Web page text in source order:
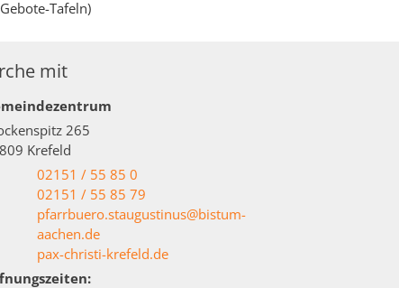
Tafeln)
mit
265
Krefeld
02151 / 55 85 0
02151 / 55 85 79
pfarrbuero.staugustinus@bistum-
aachen.de
pax-christi-krefeld.de